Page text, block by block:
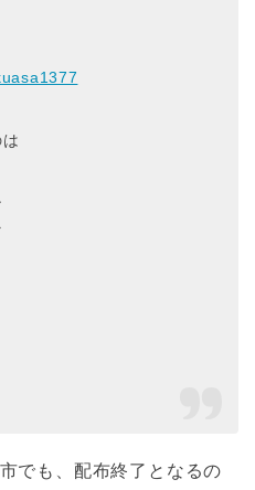
でも、配布終了となるの